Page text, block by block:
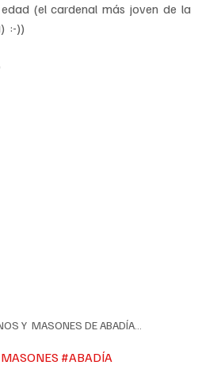
(el cardenal más joven de la
:-))
Y  MASONES DE ABADÍA…
#ABADÍA